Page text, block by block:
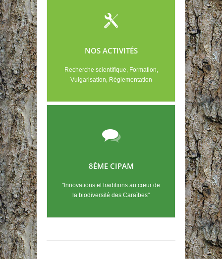
NOS ACTIVITÉS
Recherche scientifique, Formation,
Vulgarisation, Réglementation
8ÈME CIPAM
"Innovations et traditions au cœur de
la biodiversité des Caraïbes"